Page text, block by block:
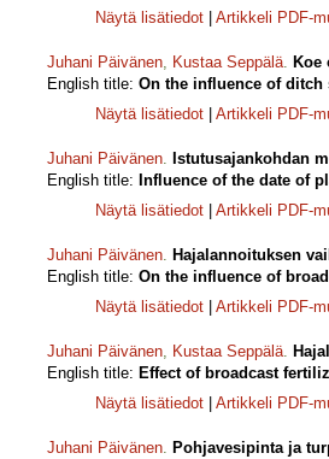
Näytä lisätiedot
Artikkeli PDF-
Juhani Päivänen, Kustaa Seppälä. Koe
English title: On the influence of
Näytä lisätiedot
Artikkeli PDF-
Juhani Päivänen. Istutusajankohdan
English title: Influence of the date of
Näytä lisätiedot
Artikkeli PDF-
Juhani Päivänen. Hajalannoituksen
English title: On the influence of
Näytä lisätiedot
Artikkeli PDF-
Juhani Päivänen, Kustaa Seppälä.
English title: Effect of broadcast
Näytä lisätiedot
Artikkeli PDF-
Juhani Päivänen. Pohjavesipinta ja